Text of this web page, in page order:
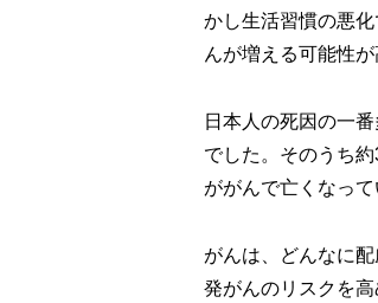
かし生活習慣の悪
んが増える可能性
日本人の死因の一
でした。そのうち
ががんで亡くなって
がんは、どんなに
発がんのリスクを